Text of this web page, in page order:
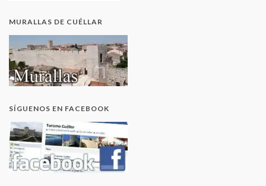
MURALLAS DE CUÉLLAR
SÍGUENOS EN FACEBOOK